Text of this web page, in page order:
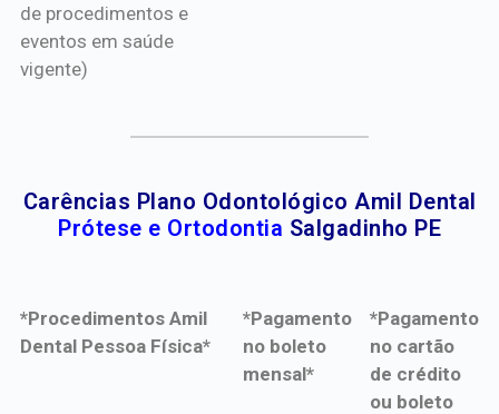
de procedimentos e
eventos em saúde
vigente)
Carências Plano Odontológico Amil Dental
Prótese e Ortodontia Salgadinho PE
*Procedimentos Amil
Dental Pessoa Física*
*Pagamento
no boleto
mensal*
*Pagamento
no cartão
de crédito
ou boleto